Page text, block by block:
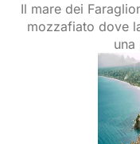
Il mare dei
mozzafiato dove
una